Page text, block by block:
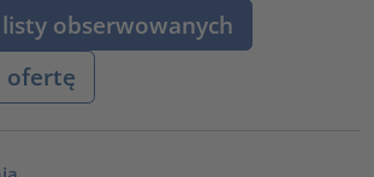
obserwowanych
ofertę